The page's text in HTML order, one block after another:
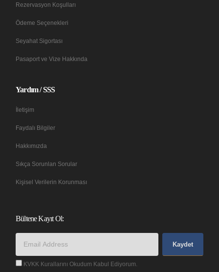
Rezervasyon Koşulları
Ödeme Seçenekleri
Seyahat Sigortası
Pasaport ve Vize Hakkında
Yardım / SSS
İletişim
Faydalı Bilgiler
Hakkımızda
Sıkça Sorunlan Sorular
Kişisel Verilerin Korunması
Bültene Kayıt Ol:
Kaydet
KVKK Kurallarını Okudum Kabul Ediyorum.